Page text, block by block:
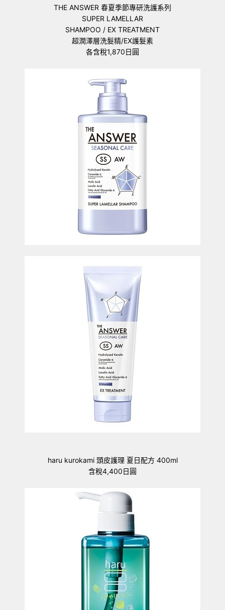
THE ANSWER 春夏季節專研洗護系列
SUPER LAMELLAR
SHAMPOO / EX TREATMENT
超潤澤層洗髮精/EX護髮素
各含稅1,870日圓
haru kurokami 頭皮護理 夏日配方 400ml
含稅4,400日圓